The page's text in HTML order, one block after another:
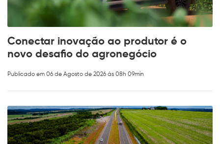
Conectar inovação ao produtor é o
novo desafio do agronegócio
Publicado em 06 de Agosto de 2026 ás 08h 09min